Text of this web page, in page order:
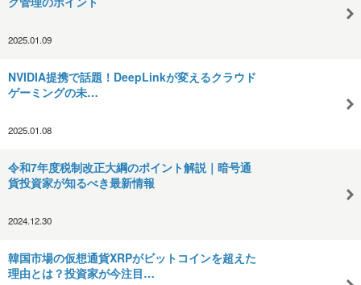
2025.01.09
NVIDIA提携で話題！DeepLinkが変えるクラウド
ゲーミングの未…
2025.01.08
令和7年度税制改正大綱のポイント解説｜暗号通
貨投資家が知るべき最新情報
2024.12.30
韓国市場の仮想通貨XRPがビットコインを超えた
理由とは？投資家が今注目…